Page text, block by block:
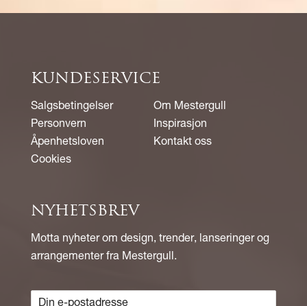
KUNDESERVICE
Salgsbetingelser
Personvern
Åpenhetsloven
Cookies
Om Mestergull
Inspirasjon
Kontakt oss
NYHETSBREV
Motta nyheter om design, trender, lanseringer og
arrangementer fra Mestergull.